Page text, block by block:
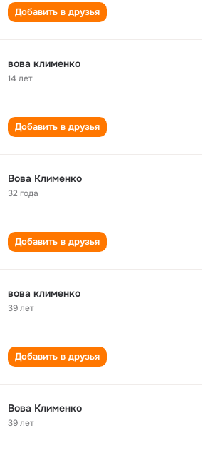
Добавить в друзья
вова клименко
14 лет
Добавить в друзья
Вова Клименко
32 года
Добавить в друзья
вова клименко
39 лет
Добавить в друзья
Вова Клименко
39 лет